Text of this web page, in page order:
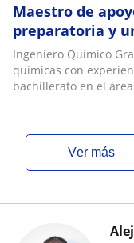
Maestro de
preparatoria y
ciencias
Ingeniero Químico
químicas con
bachillerato en el
ver más